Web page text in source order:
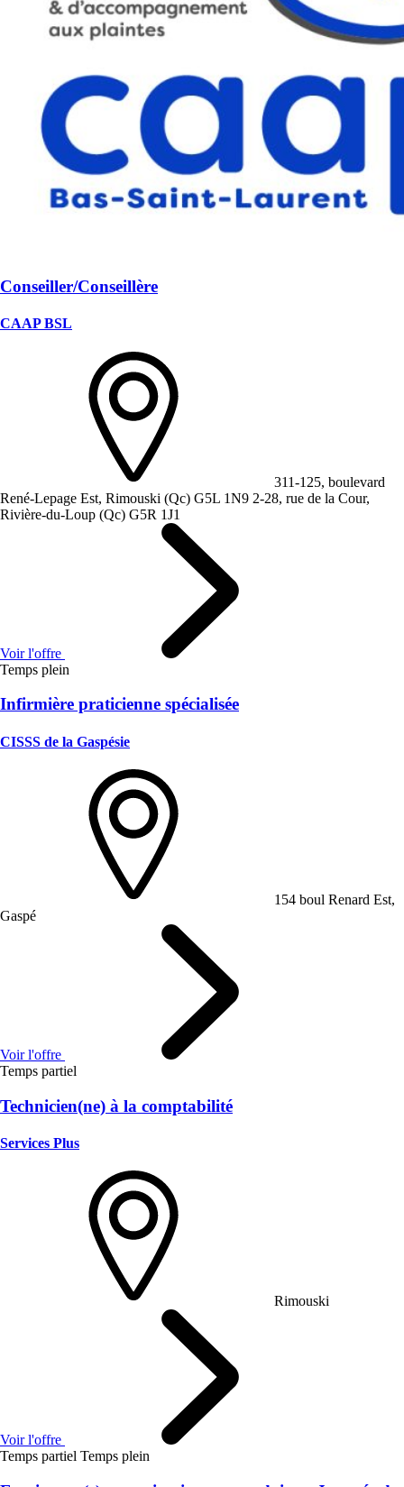
Conseiller/Conseillère
CAAP BSL
311-125, boulevard
René-Lepage Est, Rimouski (Qc) G5L 1N9 2-28, rue de la Cour,
Rivière-du-Loup (Qc) G5R 1J1
Voir l'offre
Temps plein
Infirmière praticienne spécialisée
CISSS de la Gaspésie
154 boul Renard Est,
Gaspé
Voir l'offre
Temps partiel
Technicien(ne) à la comptabilité
Services Plus
Rimouski
Voir l'offre
Temps partiel Temps plein